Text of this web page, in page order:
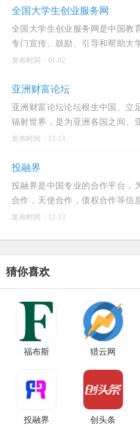
投资人及相关业内人士提供
全国大学生创业服务网
全国大学生创业服务网是中国教
专门宣传、鼓励、引导和帮助大
的官方网站。该网站于2011年3月
席俞正声和前国务
发布时间：01-02
亚洲财富论坛
亚洲财富论坛论坛根生中国、立
辐射世界，是为亚洲各国之间、
与世界其它地区之间经济交流与
立于2003年的高端平
发布时间：12-13
投融界
投融界是中国专业的合作平台，
合作，天使合作，债权合作等信
超百万的合作机构、企业与个人
发布时间：12-13
猜你喜欢
福布斯 猎云网
投融界 创头条